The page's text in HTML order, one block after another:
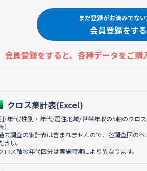
まだ登録がお済みでな
会員登録をする
会員登録をすると、各種データをご購
クロス集計表(Excel)
/年代/性別・年代/居住地域/世帯年収の5軸のクロス
）
調査の集計表は含まれませんので、各調査回のペ
さい。
ス軸の年代区分は実施時期により異なります。